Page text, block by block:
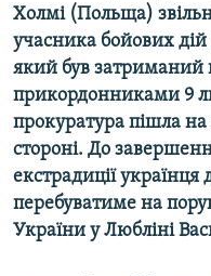
Холмі (Польща)
учасника бойових
який був затриманий
прикордонниками 9
прокуратура пішла на
стороні. До
екстрадиції українця
перебуватиме на
України у Любліні